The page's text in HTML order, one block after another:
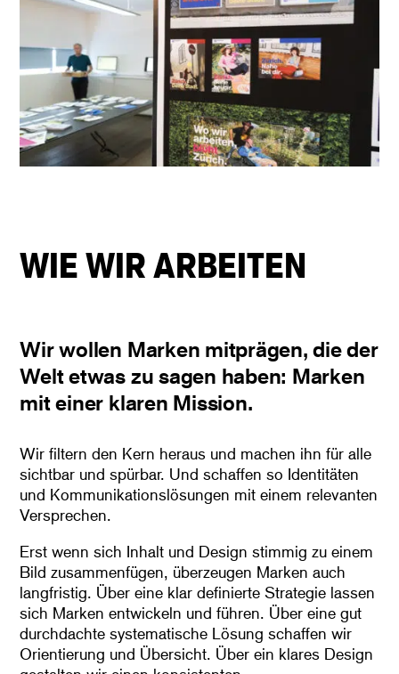
WIE WIR ARBEITEN
Wir wollen Marken mitprägen, die der
Welt etwas zu sagen haben: Marken
mit einer klaren Mission.
Wir filtern den Kern heraus und machen ihn für alle
sichtbar und spürbar. Und schaffen so Identitäten
und Kommunikationslösungen mit einem relevanten
Versprechen.
Erst wenn sich Inhalt und Design stimmig zu einem
Bild zusammenfügen, überzeugen Marken auch
langfristig. Über eine klar definierte Strategie lassen
sich Marken entwickeln und führen. Über eine gut
durchdachte systematische Lösung schaffen wir
Orientierung und Übersicht. Über ein klares Design